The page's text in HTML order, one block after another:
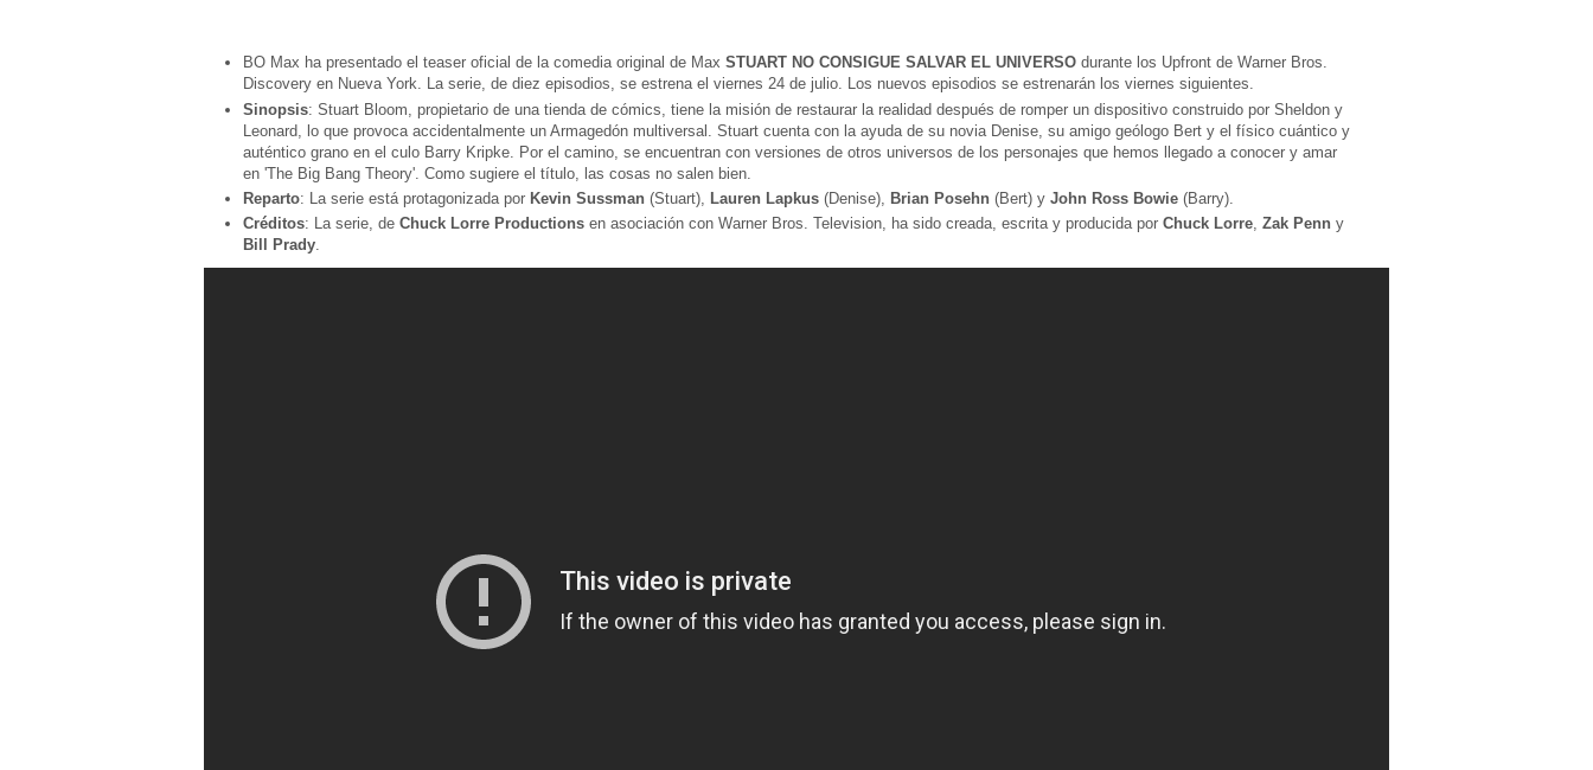
BO Max ha presentado el teaser oficial de la comedia original de Max STUART NO CONSIGUE SALVAR EL UNIVERSOdurante los Upfront de Warner Bros.
Discovery en Nueva York. La serie, de diez episodios, se estrena el viernes 24 de julio. Los nuevos episodios se estrenarán los viernes siguientes.
Sinopsis: Stuart Bloom, propietario de una tienda de cómics, tiene la misión de restaurar la realidad después de romper un dispositivo construido por Sheldon y
Leonard, lo que provoca accidentalmente un Armagedón multiversal. Stuart cuenta con la ayuda de su novia Denise, su amigo geólogo Bert y el físico cuántico y
auténtico grano en el culo Barry Kripke. Por el camino, se encuentran con versiones de otros universos de los personajes que hemos llegado a conocer y amar
en 'The Big Bang Theory'. Como sugiere el título, las cosas no salen bien.
Reparto: La serie está protagonizada por Kevin Sussman (Stuart), Lauren Lapkus (Denise), Brian Posehn (Bert) y John Ross Bowie (Barry).
Créditos: La serie, de Chuck Lorre Productions en asociación con Warner Bros. Television, ha sido creada, escrita y producida por Chuck Lorre, Zak Penn y
Bill Prady.